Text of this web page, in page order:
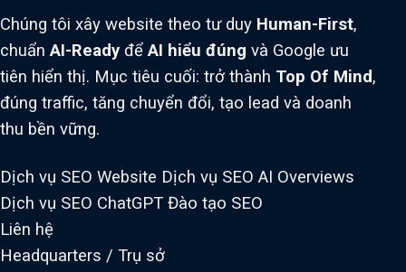
Chúng tôi xây website theo tư duy Human-First,
chuẩnAI-Ready đểAI hiểu đúng và Google ưu
tiên hiển thị. Mục tiêu cuối: trở thành Top Of Mind,
đúng traffic, tăng chuyển đổi, tạo lead và doanh
thu bền vững.
Dịch vụ SEO Website Dịch vụ SEO AI Overviews
Dịch vụ SEO ChatGPT Đào tạo SEO
Liên hệ
Headquarters / Trụ sở